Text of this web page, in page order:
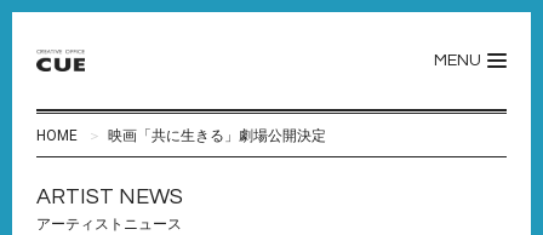
MENU
HOME 映画「共に生きる」劇場公開決定
ARTIST NEWS
アーティストニュース